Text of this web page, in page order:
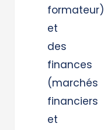
formateur)
et
des
finances
(marchés
financiers
et